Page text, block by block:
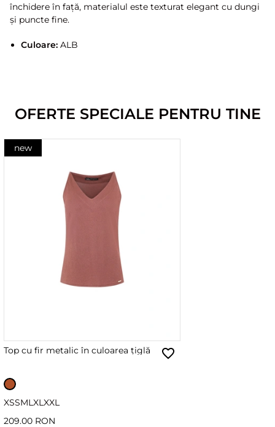
închidere în față, materialul este texturat elegant cu dungi
și puncte fine.
Culoare:ALB
OFERTE SPECIALE PENTRU TINE
new
Top cu fir metalic în culoarea țiglă
XSSML XL XXL
209.00 RON